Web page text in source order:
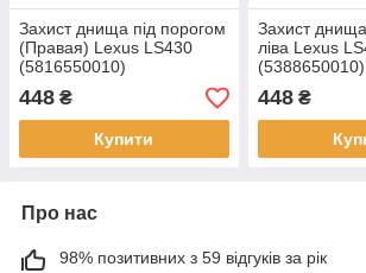
Захист днища під порогом
(Правая) Lexus LS430
(5816550010)
448 ₴
Купити
Захист
ліва Lexus
(5388650010)
448₴
Про нас
98% позитивних з 59 відгуків за рік